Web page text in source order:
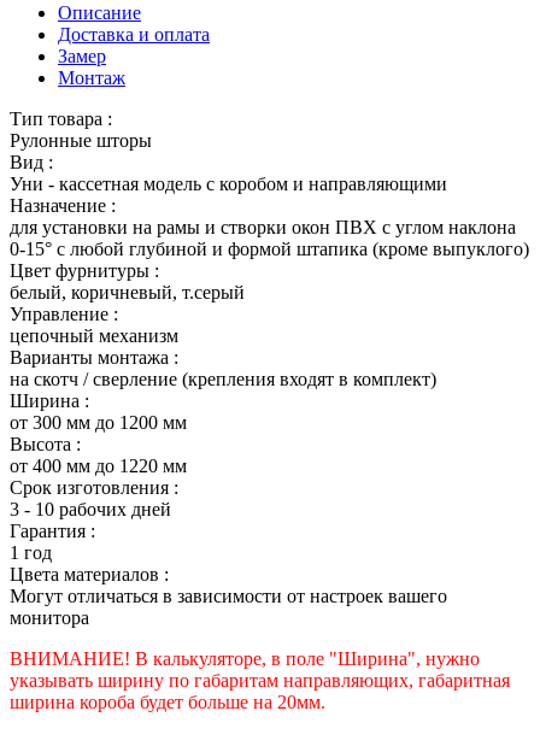
Описание
Доставка и оплата
Замер
Монтаж
Тип товара :
Рулонные шторы
Вид :
Уни - кассетная модель с коробом и направляющими
Назначение :
для установки на рамы и створки окон ПВХ с углом наклона
0-15° с любой глубиной и формой штапика (кроме выпуклого)
Цвет фурнитуры :
белый, коричневый, т.серый
Управление :
цепочный механизм
Варианты монтажа :
на скотч / сверление (крепления входят в комплект)
Ширина :
от 300 мм до 1200 мм
Высота :
от 400 мм до 1220 мм
Срок изготовления :
3 - 10 рабочих дней
Гарантия :
1 год
Цвета материалов :
Могут отличаться в зависимости от настроек вашего
монитора
ВНИМАНИЕ! В калькуляторе, в поле "Ширина", нужно
указывать ширину по габаритам направляющих, габаритная
ширина короба будет больше на 20мм.